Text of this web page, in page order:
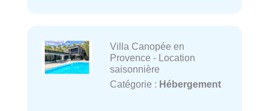
Villa Canopée en
Provence - Location
saisonnière
Catégorie : Hébergement